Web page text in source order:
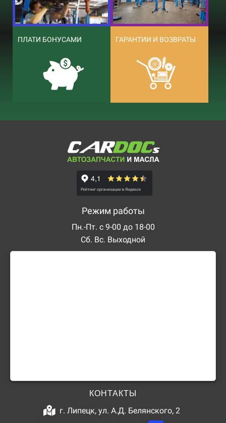
ПЛАТИ БОНУСАМИ ГАРАНТИИ И ВОЗВРАТЫ
Режим работы
Пн.-Пт. с 9-00 до 18-00
Сб. Вс. Выходной
КОНТАКТЫ
г. Липецк, ул. А.Д. Белянского, 2